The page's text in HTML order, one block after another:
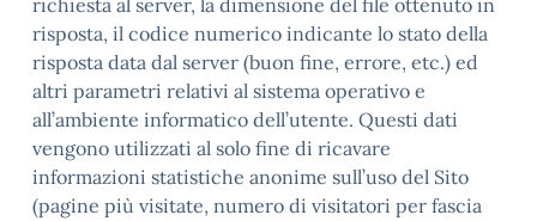
richiesta al server, la dimensione del file ottenuto in
risposta, il codice numerico indicante lo stato della
risposta data dal server (buon fine, errore, etc.) ed
altri parametri relativi al sistema operativo e
all’ambiente informatico dell’utente. Questi dati
vengono utilizzati al solo fine di ricavare
informazioni statistiche anonime sull’uso del Sito
(pagine più visitate, numero di visitatori per fascia